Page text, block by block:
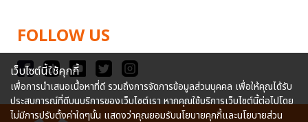
FOLLOW US
เว็บไซต์นี้ใช้คุกกี้
เพื่อการนำเสนอเนื้อหาที่ดี รวมถึงการจัดการข้อมูลส่วนบุคคล เพื่อให้คุณได้รับ
ประสบการณ์ที่ดีบนบริการของเว็บไซต์เรา หากคุณใช้บริการเว็บไซต์นี้ต่อไปโดย
ไม่มีการปรับตั้งค่าใดๆนั้น แสดงว่าคุณยอมรับนโยบายคุกกี้และนโยบายส่วน